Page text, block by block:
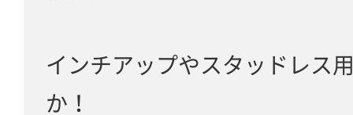
インチアップやスタッドレス
か！